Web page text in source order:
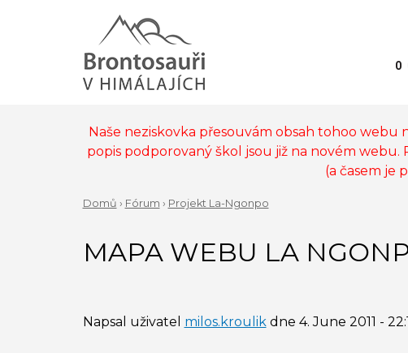
Naše neziskovka přesouvám obsah tohoo webu
popis podporovaný škol jsou již na novém
(a časem je
ARE
Domů › Fórum › Projekt La-Ngonpo
to
top
MAPA WEBU LA
Napsal uživatel milos.kroulikdne 4. June 2011 -
Back
to
MAIN
O